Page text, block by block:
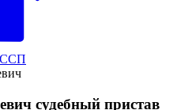
судебный пристав